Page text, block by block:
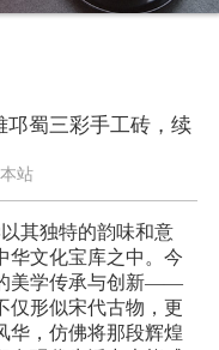
蜀三彩手工砖，续
站
其独特的韵味和意
华文化宝库之中。今
美学传承与创新——
仅形似宋代古物，更
华，仿佛将那段辉煌